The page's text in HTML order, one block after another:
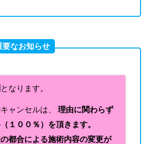
要なお知らせ
となります。
ャンセルは、 理由に関わらず
１００％）を頂きます。
都合による施術内容の変更が